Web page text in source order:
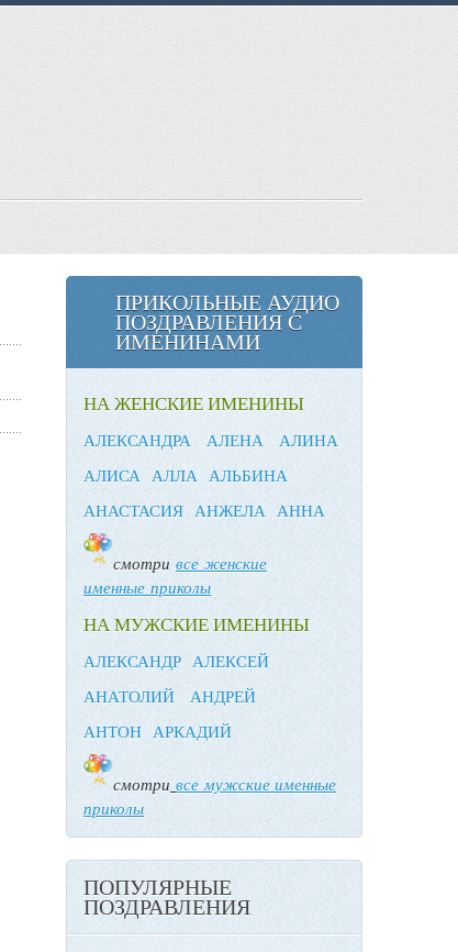
ПРИКОЛЬНЫЕ АУДИО
ПОЗДРАВЛЕНИЯ С
ИМЕНИНАМИ
НА ЖЕНСКИЕ ИМЕНИНЫ
АЛЕКСАНДРА АЛЕНА
АЛИНА
АЛИСА АЛЛА АЛЬБИНА
АНАСТАСИЯ АНЖЕЛА АННА
смотри все женские
именные приколы
НА МУЖСКИЕ ИМЕНИНЫ
АЛЕКСАНДР АЛЕКСЕЙ
АНАТОЛИЙ
АНДРЕЙ
АНТОН АРКАДИЙ
смотри все мужские именные
приколы
ПОПУЛЯРНЫЕ
ПОЗДРАВЛЕНИЯ